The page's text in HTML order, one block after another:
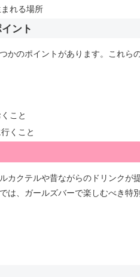
れる場所
ント
かのポイントがあります。これ
こと
くこと
カクテルや昔ながらのドリンクが
は、ガールズバーで楽しむべき特